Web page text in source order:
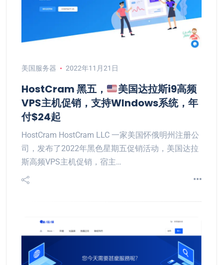
美国服务器 2022年11月21日
HostCram 黑五，
美国达拉斯i9高频
VPS主机促销，支持WIndows系统，年
付$24起
HostCram HostCram LLC 一家美国怀俄明州注册公
司，发布了2022年黑色星期五促销活动，美国达拉
斯高频VPS主机促销，宿主…